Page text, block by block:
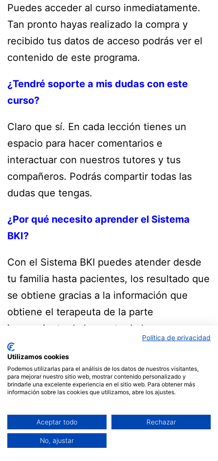
Puedes acceder al curso inmediatamente.
Tan pronto hayas realizado la compra y
recibido tus datos de acceso podrás ver el
contenido de este programa.
¿Tendré soporte a mis dudas con este
curso?
Claro que sí. En cada lección tienes un
espacio para hacer comentarios e
interactuar con nuestros tutores y tus
compañeros. Podrás compartir todas las
dudas que tengas.
¿Por qué necesito aprender el Sistema
BKI?
Con el Sistema BKI puedes atender desde
tu familia hasta pacientes, los resultado que
se obtiene gracias a la información que
obtiene el terapeuta de la parte
inconsciente de la mente de las personas
es sorprendente y permite trabajar para que
las personas recuperen su salud.
Política de privacidad
Utilizamos cookies
Podemos utilizarlas para el análisis de los datos de nuestros visitantes,
para mejorar nuestro sitio web, mostrar contenido personalizado y
brindarle una excelente experiencia en el sitio web. Para obtener más
información sobre las cookies que utilizamos, abre los ajustes.
Aceptar todo Rechazar
No, ajustar